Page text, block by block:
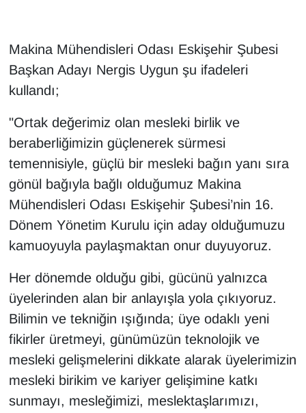
Makina Mühendisleri Odası Eskişehir Şubesi
Başkan Adayı Nergis Uygun şu ifadeleri
kullandı;
"Ortak değerimiz olan mesleki birlik ve
beraberliğimizin güçlenerek sürmesi
temennisiyle, güçlü bir mesleki bağın yanı sıra
gönül bağıyla bağlı olduğumuz Makina
Mühendisleri Odası Eskişehir Şubesi’nin 16.
Dönem Yönetim Kurulu için aday olduğumuzu
kamuoyuyla paylaşmaktan onur duyuyoruz.
Her dönemde olduğu gibi, gücünü yalnızca
üyelerinden alan bir anlayışla yola çıkıyoruz.
Bilimin ve tekniğin ışığında; üye odaklı yeni
fikirler üretmeyi, günümüzün teknolojik ve
mesleki gelişmelerini dikkate alarak üyelerimizin
mesleki birikim ve kariyer gelişimine katkı
sunmayı, mesleğimizi, meslektaşlarımızı,